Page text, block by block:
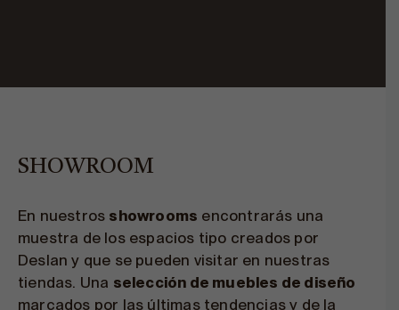
SHOWROOM
En nuestros showrooms encontrarás una
muestra de los espacios tipo creados por
Deslan y que se pueden visitar en nuestras
tiendas. Una selección de muebles de diseño
marcados por las últimas tendencias y de la